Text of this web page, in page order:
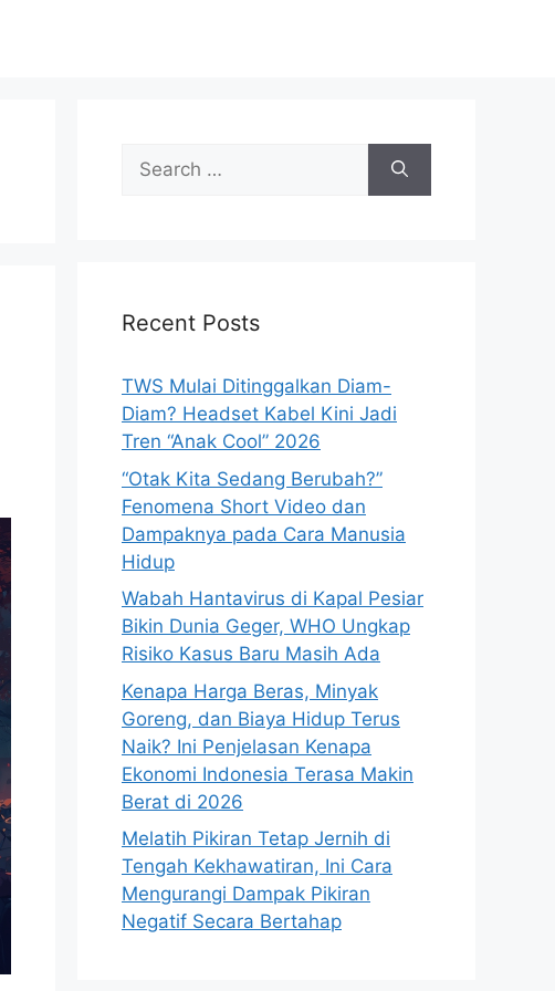
f
r
:
Recent Posts
TWS Mulai Ditinggalkan Diam-
Diam? Headset Kabel Kini Jadi
Tren “Anak Cool” 2026
“Otak Kita Sedang Berubah?”
Fenomena Short Video dan
Dampaknya pada Cara Manusia
Hidup
Wabah Hantavirus di Kapal Pesiar
Bikin Dunia Geger, WHO Ungkap
Risiko Kasus Baru Masih Ada
Kenapa Harga Beras, Minyak
Goreng, dan Biaya Hidup Terus
Naik? Ini Penjelasan Kenapa
Ekonomi Indonesia Terasa Makin
Berat di 2026
Melatih Pikiran Tetap Jernih di
Tengah Kekhawatiran, Ini Cara
Mengurangi Dampak Pikiran
Negatif Secara Bertahap